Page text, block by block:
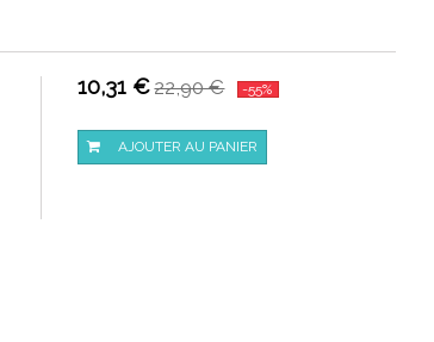
10,31 €22,90 € -55%
AJOUTER AU PANIER